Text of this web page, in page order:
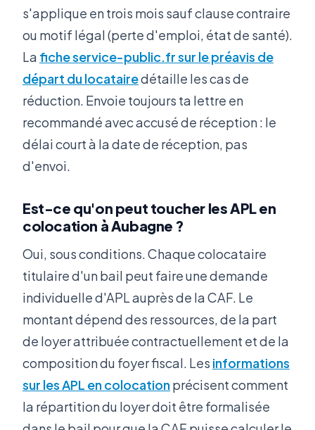
s'applique en trois mois sauf clause contraire
ou motif légal (perte d'emploi, état de santé).
La fiche service-public.fr sur le préavis de
départ du locatairedétaille les cas de
réduction. Envoie toujours ta lettre en
recommandé avec accusé de réception : le
délai court à la date de réception, pas
d'envoi.
Est-ce qu'on peut toucher les APL en
colocation à Aubagne ?
Oui, sous conditions. Chaque colocataire
titulaire d'un bail peut faire une demande
individuelle d'APL auprès de la CAF. Le
montant dépend des ressources, de la part
de loyer attribuée contractuellement et de la
composition du foyer fiscal. Les informations
sur les APL en colocationprécisent comment
la répartition du loyer doit être formalisée